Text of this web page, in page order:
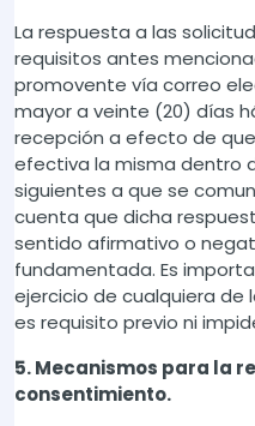
La respuesta a las
requisitos antes
promovente vía correo
mayor a veinte (20) días
recepción a efecto de
efectiva la misma dentro
siguientes a que se
cuenta que dicha
sentido afirmativo o
fundamentada. Es
ejercicio de cualquiera de
es requisito previo ni
5. Mecanismos para la
consentimiento.